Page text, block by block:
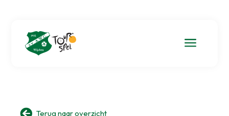
a
 Terug naar overzicht